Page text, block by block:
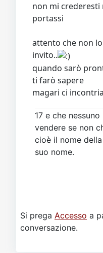
non mi crederesti
portassi
attento che non
invito..
quando sarò
ti farò sapere
magari ci
17 e che
vendere se non
cioè il nome
suo nome.
Si prega Accesso a
conversazione.